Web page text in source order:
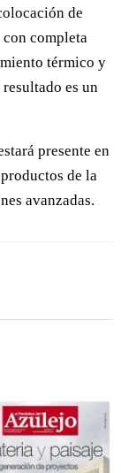
de
completa
térmico y
es un
presente en
de la
avanzadas.